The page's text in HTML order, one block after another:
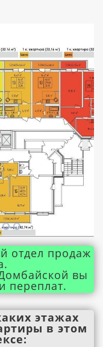
отдел продаж
вы
переплат.
этажах
в этом